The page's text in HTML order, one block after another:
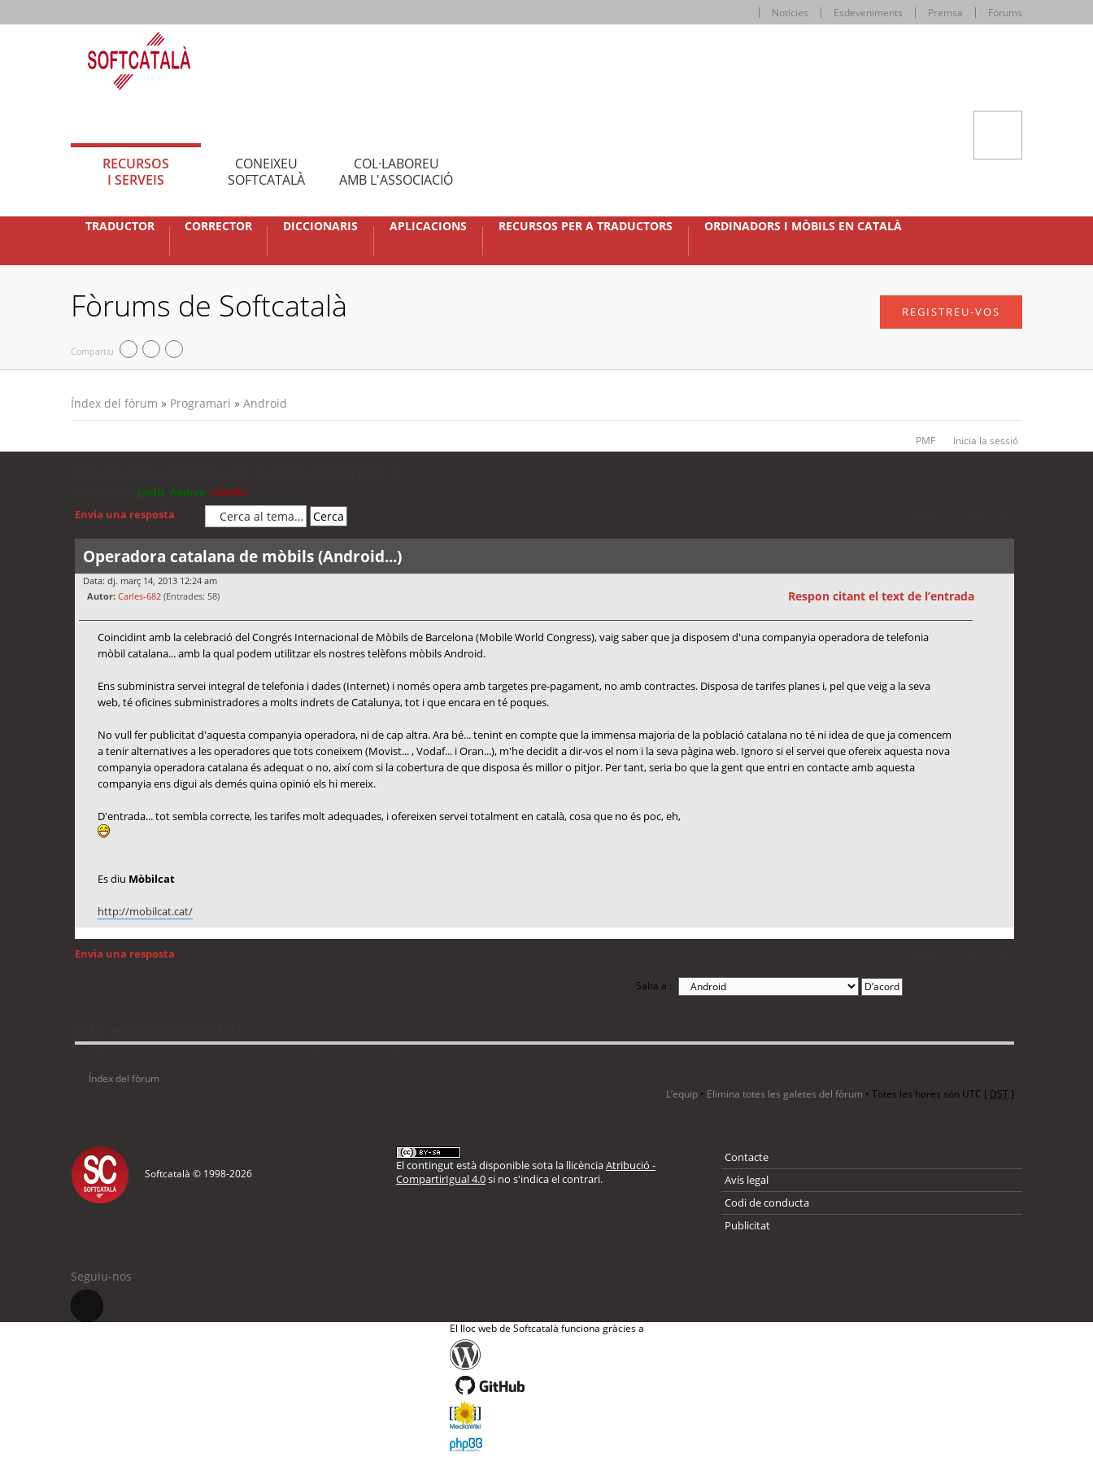
Notícies Esdeveniments Premsa Fòrums
RECURSOS
I SERVEIS
CONEIXEU
SOFTCATALÀ
COL·LABOREU
AMB L'ASSOCIACIÓ
TRADUCTOR CORRECTOR DICCIONARIS APLICACIONS RECURSOS PER A TRADUCTORS ORDINADORS I MÒBILS EN CATALÀ
Fòrums de Softcatalà
Compartiu
REGISTREU-VOS
Índex del fòrum » Programari » Android
PMF Inicia la sessió
jordis Andreu cubells
Envia una resposta
Operadora catalana de mòbils (Android...)
Data: dj. març 14, 2013 12:24 am
Autor: Carles-682 (Entrades: 58) Respon citant el text de l’entrada
Coincidint amb la celebració del Congrés Internacional de Mòbils de Barcelona (Mobile World Congress), vaig saber que ja disposem d'una companyia operadora de telefonia
mòbil catalana... amb la qual podem utilitzar els nostres telèfons mòbils Android.
Ens subministra servei integral de telefonia i dades (Internet) i només opera amb targetes pre-pagament, no amb contractes. Disposa de tarifes planes i, pel que veig a la seva
web, té oficines subministradores a molts indrets de Catalunya, tot i que encara en té poques.
No vull fer publicitat d'aquesta companyia operadora, ni de cap altra. Ara bé... tenint en compte que la immensa majoria de la població catalana no té ni idea de que ja comencem
a tenir alternatives a les operadores que tots coneixem (Movist... , Vodaf... i Oran...), m'he decidit a dir-vos el nom i la seva pàgina web. Ignoro si el servei que ofereix aquesta nova
companyia operadora catalana és adequat o no, així com si la cobertura de que disposa és millor o pitjor. Per tant, seria bo que la gent que entri en contacte amb aquesta
companyia ens digui als demés quina opinió els hi mereix.
D'entrada... tot sembla correcte, les tarifes molt adequades, i ofereixen servei totalment en català, cosa que no és poc, eh,
Es diu Mòbilcat
http://mobilcat.cat/
Envia una resposta
Salta a :
Índex del fòrum
L’equip • Elimina totes les galetes del fòrum • Totes les hores són UTC [ DST]
Softcatalà © 1998-2026
El contingut està disponible sota la llicènciaAtribució -
CompartirIgual 4.0si no s'indica el contrari.
Contacte
Avís legal
Codi de conducta
Publicitat
Seguiu-nos
El lloc web de Softcatalà funciona gràcies a